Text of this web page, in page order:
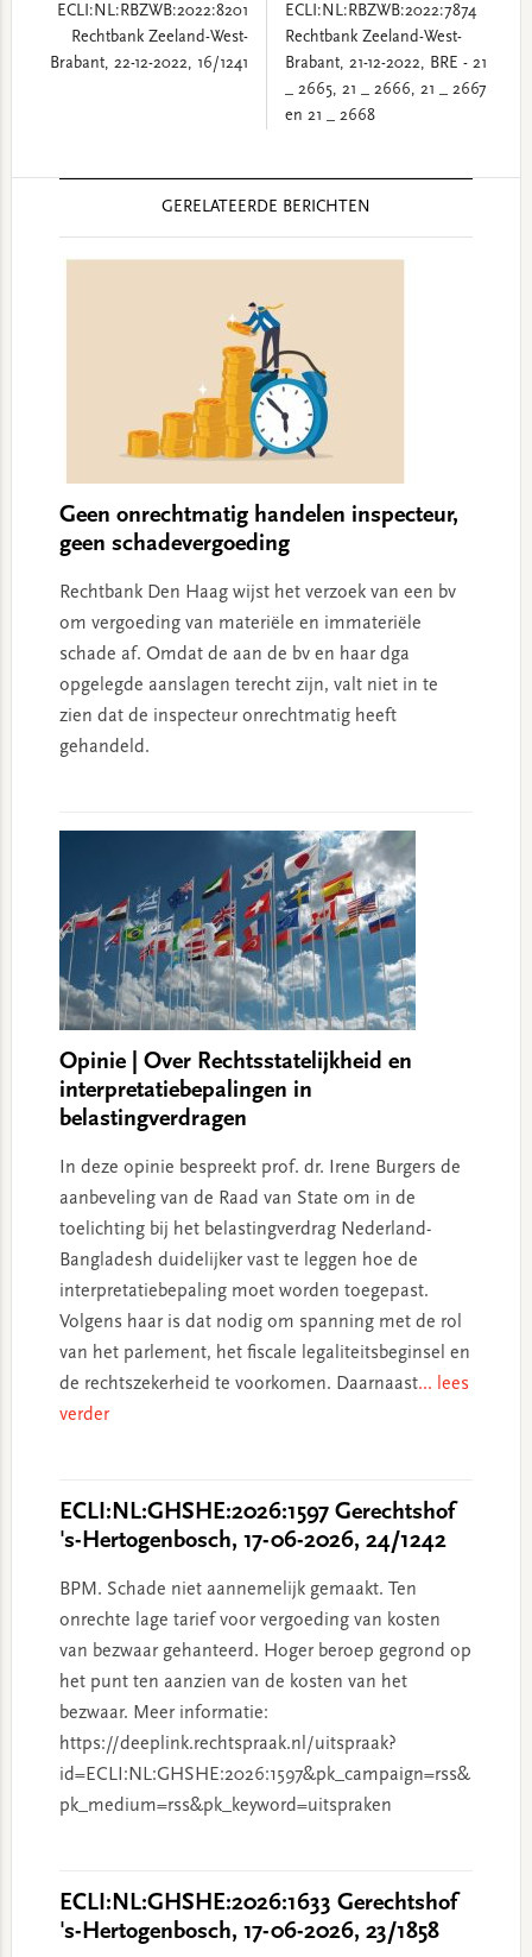
ECLI:NL:RBZWB:2022:8201
Rechtbank Zeeland-West-
Brabant, 22-12-2022, 16/1241
ECLI:NL:RBZWB:2022:7874
Rechtbank Zeeland-West-
Brabant, 21-12-2022, BRE - 21
_ 2665, 21 _ 2666, 21 _ 2667
en 21 _ 2668
GERELATEERDE BERICHTEN
Geen onrechtmatig handelen inspecteur,
geen schadevergoeding
Rechtbank Den Haag wijst het verzoek van een bv
om vergoeding van materiële en immateriële
schade af. Omdat de aan de bv en haar dga
opgelegde aanslagen terecht zijn, valt niet in te
zien dat de inspecteur onrechtmatig heeft
gehandeld.
Opinie | Over Rechtsstatelijkheid en
interpretatiebepalingen in
belastingverdragen
In deze opinie bespreekt prof. dr. Irene Burgers de
aanbeveling van de Raad van State om in de
toelichting bij het belastingverdrag Nederland-
Bangladesh duidelijker vast te leggen hoe de
interpretatiebepaling moet worden toegepast.
Volgens haar is dat nodig om spanning met de rol
van het parlement, het fiscale legaliteitsbeginsel en
de rechtszekerheid te voorkomen. Daarnaast... lees
verder
ECLI:NL:GHSHE:2026:1597 Gerechtshof
's-Hertogenbosch, 17-06-2026, 24/1242
BPM. Schade niet aannemelijk gemaakt. Ten
onrechte lage tarief voor vergoeding van kosten
van bezwaar gehanteerd. Hoger beroep gegrond op
het punt ten aanzien van de kosten van het
bezwaar. Meer informatie:
https://deeplink.rechtspraak.nl/uitspraak?
id=ECLI:NL:GHSHE:2026:1597&pk_campaign=rss&
pk_medium=rss&pk_keyword=uitspraken
ECLI:NL:GHSHE:2026:1633 Gerechtshof
's-Hertogenbosch, 17-06-2026, 23/1858